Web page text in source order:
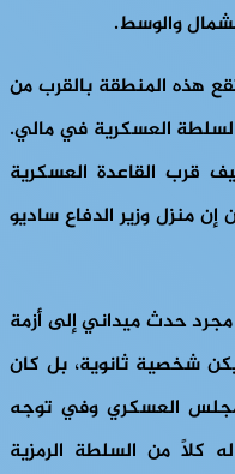
والوسط.
هذه المنطقة بالقرب من
العسكرية في مالي.
قرب القاعدة العسكرية
منزل وزير الدفاع ساديو
حدث ميداني إلى أزمة
شخصية ثانوية، بل كان
العسكري وفي توجه
كلًا من السلطة الرمزية